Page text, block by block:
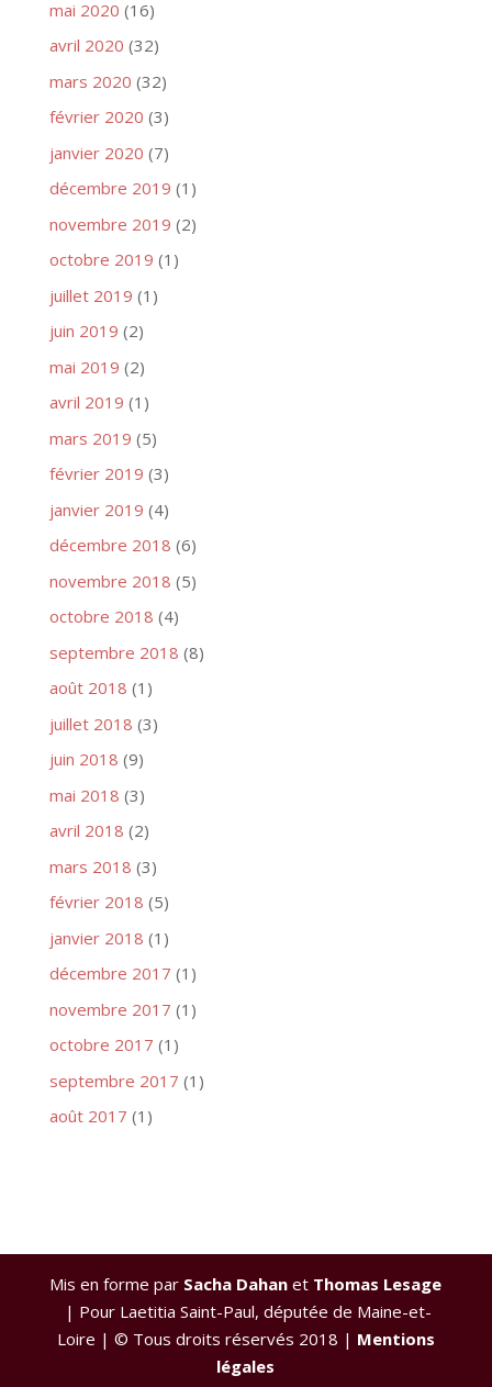
mai 2020 (16)
avril 2020 (32)
mars 2020 (32)
février 2020 (3)
janvier 2020 (7)
décembre 2019 (1)
novembre 2019 (2)
octobre 2019 (1)
juillet 2019 (1)
juin 2019 (2)
mai 2019 (2)
avril 2019 (1)
mars 2019 (5)
février 2019 (3)
janvier 2019 (4)
décembre 2018 (6)
novembre 2018 (5)
octobre 2018 (4)
septembre 2018 (8)
août 2018 (1)
juillet 2018 (3)
juin 2018 (9)
mai 2018 (3)
avril 2018 (2)
mars 2018 (3)
février 2018 (5)
janvier 2018 (1)
décembre 2017 (1)
novembre 2017 (1)
octobre 2017 (1)
septembre 2017 (1)
août 2017 (1)
Mis en forme par Sacha Dahan et Thomas Lesage
| Pour Laetitia Saint-Paul, députée de Maine-et-
Loire | © Tous droits réservés 2018 | Mentions
légales